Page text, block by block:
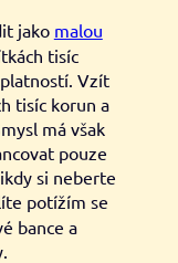
jako malou
tisíc
Vzít
tisíc korun a
má však
pouze
si neberte
potížím se
bance a